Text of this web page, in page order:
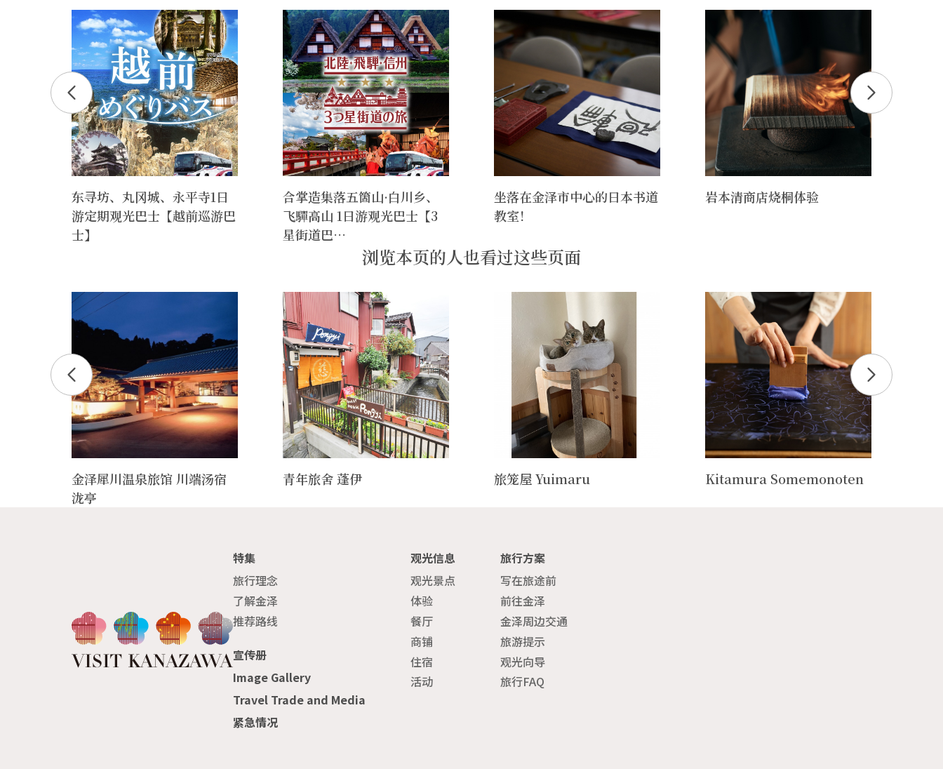
东寻坊、丸冈城、永平寺1日
游定期观光巴士【越前巡游巴
士】
合掌造集落五箇山·白川乡、
飞驒高山 1日游观光巴士【3
星街道巴…
坐落在金泽市中心的日本书道
教室！
岩本清商店烧桐体验
浏览本页的人也看过这些页面
金泽犀川温泉旅馆 川端汤宿
泷亭
青年旅舍 蓬伊 旅笼屋 Yuimaru Kitamura Somemonoten
特集
旅行理念
了解金泽
推荐路线
观光信息
观光景点
体验
餐厅
商铺
住宿
活动
旅行方案
写在旅途前
前往金泽
金泽周边交通
旅游提示
观光向导
旅行FAQ
宣传册
Image Gallery
Travel Trade and Media
紧急情况